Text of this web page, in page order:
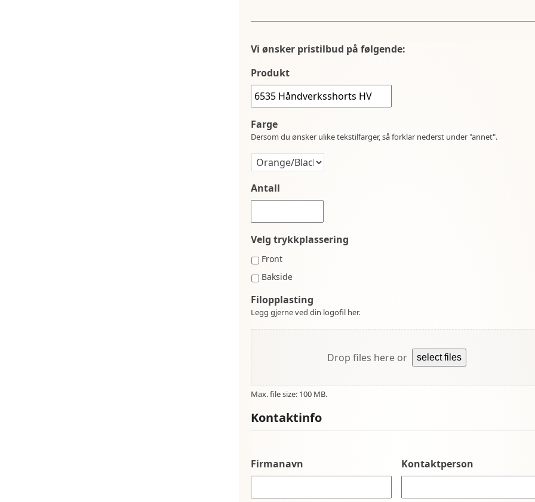
Vi ønsker pristilbud på følgende:
Produkt
Farge
Dersom du ønsker ulike tekstilfarger, så forklar nederst under "annet".
Antall
Velg trykkplassering
Front
Bakside
Filopplasting
Legg gjerne ved din logofil her.
Drop files here or select files
Max. file size: 100 MB.
Kontaktinfo
Firmanavn Kontaktperson